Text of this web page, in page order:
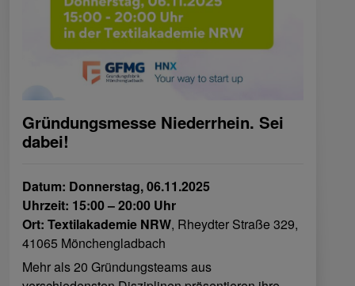
Gründungsmesse Niederrhein. Sei
dabei!
Datum: Donnerstag, 06.11.2025
Uhrzeit: 15:00 – 20:00 Uhr
Ort: Textilakademie NRW, Rheydter Straße 329,
41065 Mönchengladbach
Mehr als 20 Gründungsteams aus